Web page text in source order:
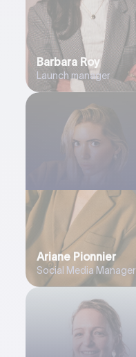
Barbara Roy
Launch manager
Ariane Pionnier
Social Media Manager